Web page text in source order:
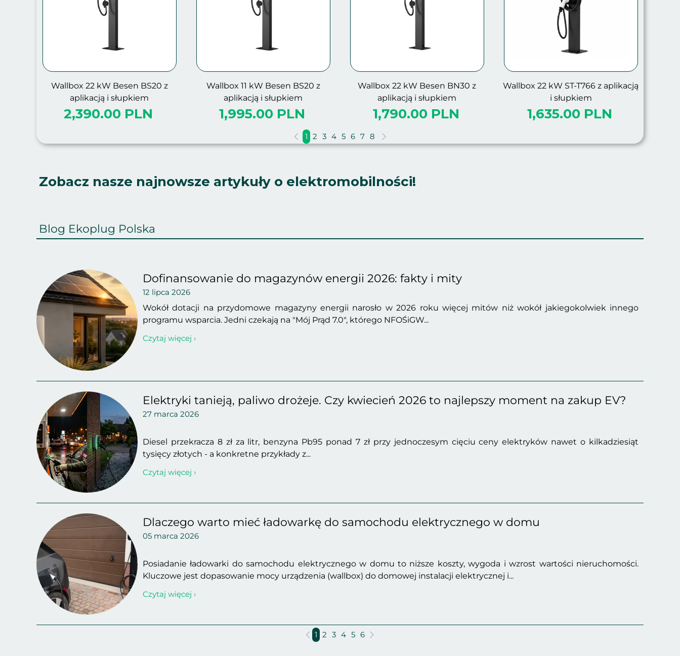
Zobacz nasze najnowsze artykuły o elektromobilności!
Dofinansowanie do magazynów energii 2026: fakty i mity
12 lipca 2026
Wokół dotacji na przydomowe magazyny energii narosło w 2026 roku więcej mitów niż wokół jakiegokolwiek innego
programu wsparcia. Jedni czekają na "Mój Prąd 7.0", którego NFOŚiGW...
Czytaj więcej ›
Elektryki tanieją, paliwo drożeje. Czy kwiecień 2026 to najlepszy moment na zakup EV?
27 marca 2026
Diesel przekracza 8 zł za litr, benzyna Pb95 ponad 7 zł przy jednoczesym cięciu ceny elektryków nawet o kilkadziesiąt
tysięcy złotych - a konkretne przykłady z...
Czytaj więcej ›
Dlaczego warto mieć ładowarkę do samochodu elektrycznego w domu
05 marca 2026
Posiadanie ładowarki do samochodu elektrycznego w domu to niższe koszty, wygoda i wzrost wartości nieruchomości.
Kluczowe jest dopasowanie mocy urządzenia (wallbox) do domowej instalacji elektrycznej i...
Czytaj więcej ›
1 2 3 4 5 6
Blog Ekoplug Polska
Wallbox 22 kW Besen BS20 z
aplikacją i słupkiem
2,390.00 PLN
Wallbox 11 kW Besen BS20 z
aplikacją i słupkiem
1,995.00 PLN
Wallbox 22 kW Besen BN30 z
aplikacją i słupkiem
1,790.00 PLN
Wallbox 22 kW ST-T766 z aplikacją
i słupkiem
1,635.00 PLN
1 2 3 4 5 6 7 8